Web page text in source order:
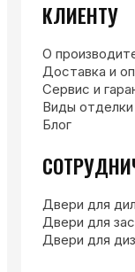
КЛИЕНТУ
О
Доставка и
Сервис и
Виды отделки
Блог
Двери для
Двери для
Двери для